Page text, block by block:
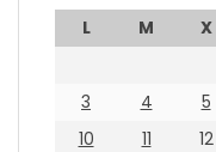
L M X
3
4 5
10
11 12